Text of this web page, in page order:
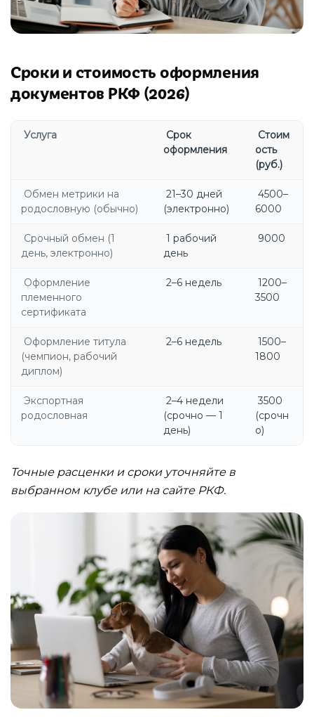
Сроки и стоимость оформления
документов РКФ (2026)
Услуга
Срок
оформления
Стоим
ость
(руб.)
Обмен метрики на
родословную (обычно)
21–30 дней
(электронно)
4500–
6000
Срочный обмен (1
день, электронно)
1 рабочий
день
9000
Оформление
племенного
сертификата
2–6 недель
1200–
3500
Оформление титула
(чемпион, рабочий
диплом)
2–6 недель
1500–
1800
Экспортная
родословная
2–4 недели
(срочно — 1
день)
3500
(срочн
о)
Точные расценки и сроки уточняйте в
выбранном клубе или на сайте РКФ.